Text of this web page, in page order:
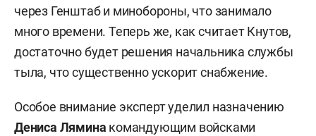
через Генштаб и минобороны, что занимало
много времени. Теперь же, как считает Кнутов,
достаточно будет решения начальника службы
тыла, что существенно ускорит снабжение.
Особое внимание эксперт уделил назначению
Дениса Лямина командующим войсками